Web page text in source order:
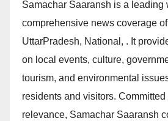
Samachar Saaransh is a leading
comprehensive news coverage
UttarPradesh, National, . It
on local events, culture,
tourism, and environmental
residents and visitors. Committed
relevance, Samachar Saaransh